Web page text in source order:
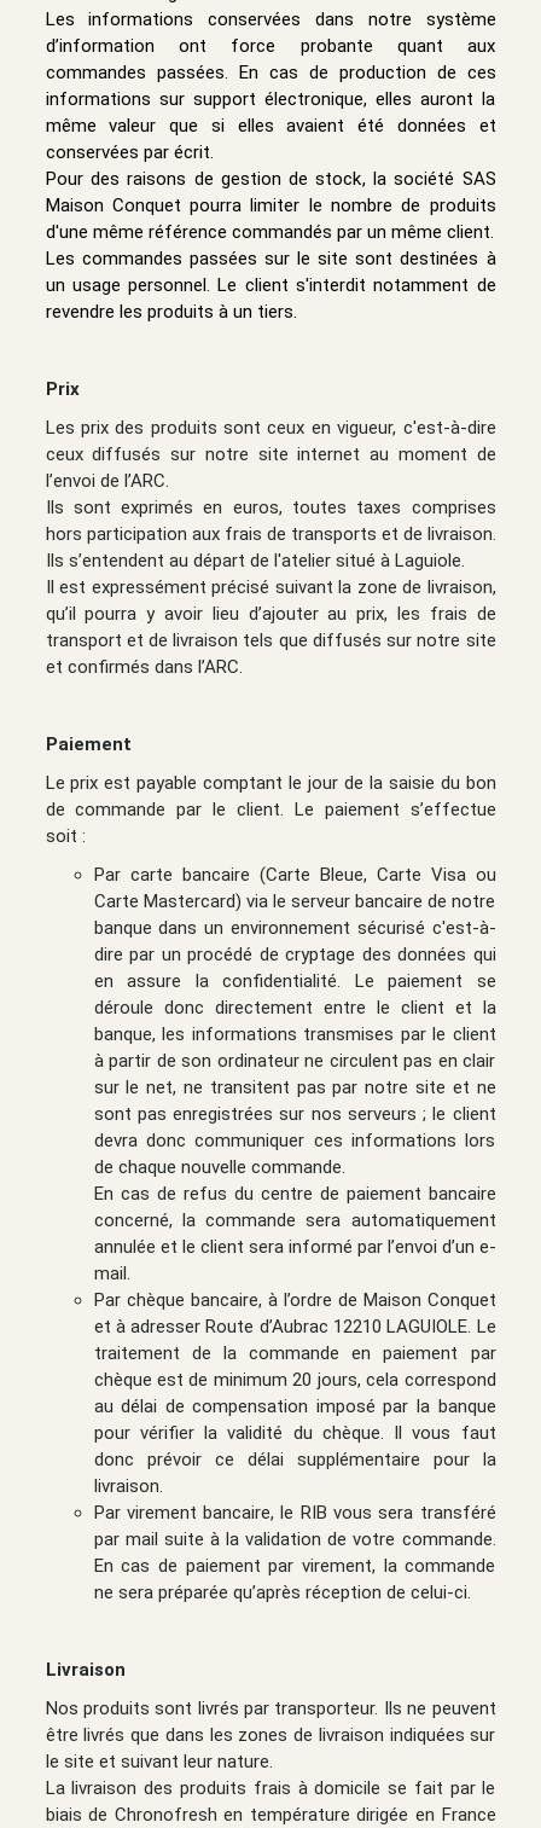
Les informations conservées dans notre système
d’information ont force probante quant aux
commandes passées. En cas de production de ces
informations sur support électronique, elles auront la
même valeur que si elles avaient été données et
conservées par écrit.
Pour des raisons de gestion de stock, la société SAS
Maison Conquet pourra limiter le nombre de produits
d'une même référence commandés par un même client.
Les commandes passées sur le site sont destinées à
un usage personnel. Le client s'interdit notamment de
revendre les produits à un tiers.
Prix
Les prix des produits sont ceux en vigueur, c'est-à-dire
ceux diffusés sur notre site internet au moment de
l’envoi de l’ARC.
Ils sont exprimés en euros, toutes taxes comprises
hors participation aux frais de transports et de livraison.
Ils s’entendent au départ de l'atelier situé à Laguiole.
Il est expressément précisé suivant la zone de livraison,
qu’il pourra y avoir lieu d’ajouter au prix, les frais de
transport et de livraison tels que diffusés sur notre site
et confirmés dans l’ARC.
Paiement
Le prix est payable comptant le jour de la saisie du bon
de commande par le client. Le paiement s’effectue
soit :
Par carte bancaire (Carte Bleue, Carte Visa ou
Carte Mastercard) via le serveur bancaire de notre
banque dans un environnement sécurisé c'est-à-
dire par un procédé de cryptage des données qui
en assure la confidentialité. Le paiement se
déroule donc directement entre le client et la
banque, les informations transmises par le client
à partir de son ordinateur ne circulent pas en clair
sur le net, ne transitent pas par notre site et ne
sont pas enregistrées sur nos serveurs ; le client
devra donc communiquer ces informations lors
de chaque nouvelle commande.
En cas de refus du centre de paiement bancaire
concerné, la commande sera automatiquement
annulée et le client sera informé par l’envoi d’un e-
mail.
Par chèque bancaire, à l’ordre de Maison Conquet
et à adresser Route d’Aubrac 12210 LAGUIOLE. Le
traitement de la commande en paiement par
chèque est de minimum 20 jours, cela correspond
au délai de compensation imposé par la banque
pour vérifier la validité du chèque. Il vous faut
donc prévoir ce délai supplémentaire pour la
livraison.
Par virement bancaire, le RIB vous sera transféré
par mail suite à la validation de votre commande.
En cas de paiement par virement, la commande
ne sera préparée qu’après réception de celui-ci.
Livraison
Nos produits sont livrés par transporteur. Ils ne peuvent
être livrés que dans les zones de livraison indiquées sur
le site et suivant leur nature.
La livraison des produits frais à domicile se fait par le
biais de Chronofresh en température dirigée en France